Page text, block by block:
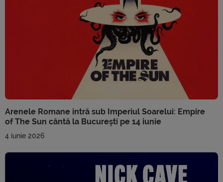
Arenele Romane intră sub Imperiul Soarelui: Empire
of The Sun cântă la București pe 14 iunie
4 iunie 2026